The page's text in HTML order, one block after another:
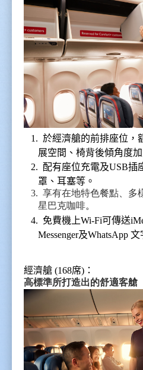
1.於經濟艙的前排座位，
展空間、椅背後傾角度
2. 配有座位充電及USB插
罩、耳塞等。
3.享有在地特色餐點、多
星巴克咖啡。
4. 免費機上Wi-Fi可傳送
Messenger及WhatsApp文
經濟艙 (168席) ：
高標準所打造出的舒適客艙